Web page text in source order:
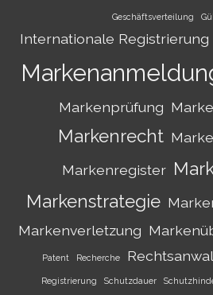
Geschäftsverteilung
Internationale Registrierung
Markenprüfung
Markenrecht
Markenregister
Markenstrategie
Markenverletzung
Patent Recherche
Registrierung Schutzdauer